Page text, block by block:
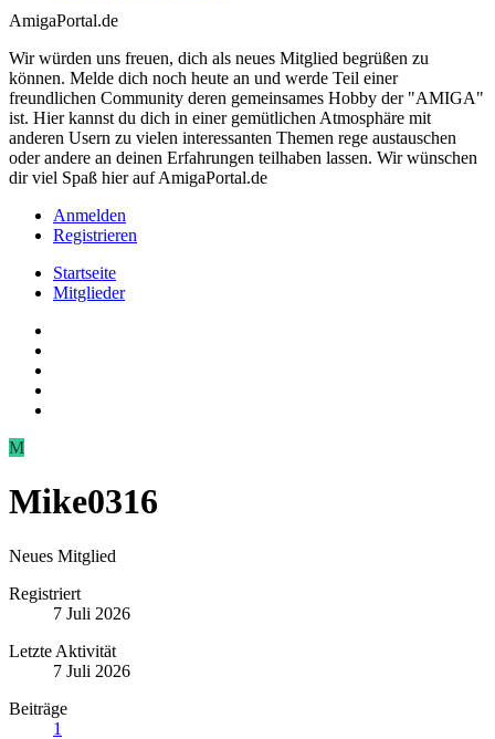
AmigaPortal.de
Wir würden uns freuen, dich als neues Mitglied begrüßen zu
können. Melde dich noch heute an und werde Teil einer
freundlichen Community deren gemeinsames Hobby der "AMIGA"
ist. Hier kannst du dich in einer gemütlichen Atmosphäre mit
anderen Usern zu vielen interessanten Themen rege austauschen
oder andere an deinen Erfahrungen teilhaben lassen. Wir wünschen
dir viel Spaß hier auf AmigaPortal.de
Anmelden
Registrieren
Startseite
Mitglieder
M
Mike0316
Neues Mitglied
Registriert
7 Juli 2026
Letzte Aktivität
7 Juli 2026
Beiträge
1